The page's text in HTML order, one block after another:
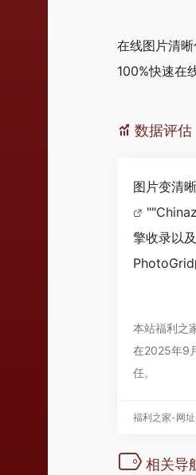
在线图片清
100%快速在
数据评估
图片变清
""
擎收录以
PhotoGrid
本站福利之
在2025年9
任。
福利之家-网
相关导